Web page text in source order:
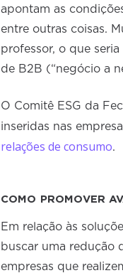
apontam as
entre outras coisas.
professor, o que
de B2B (“negócio a
O Comitê ESG da
inseridas nas
relações de consumo.
COMO PROMOVER
Em relação às
buscar uma redução
empresas que